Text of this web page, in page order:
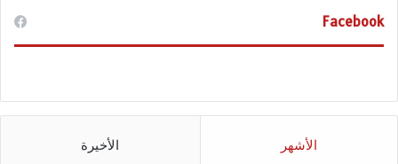
Facebook
الأشهر الأخيرة